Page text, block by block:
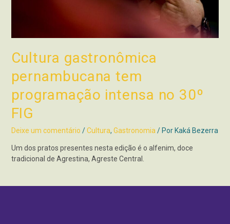
Cultura gastronômica
pernambucana tem
programação intensa no 30º
FIG
Deixe um comentário /Cultura, Gastronomia / Por Kaká Bezerra
Um dos pratos presentes nesta edição é o alfenim, doce
tradicional de Agrestina, Agreste Central.